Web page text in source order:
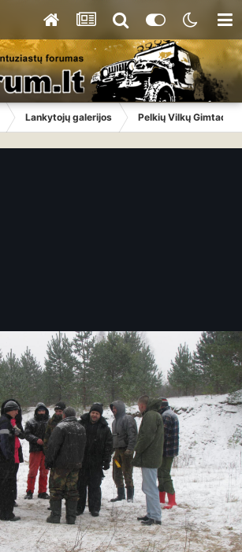
Lankytojų galerijos Pelkių Vilkų